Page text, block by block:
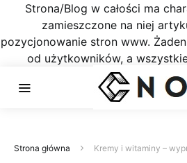
Strona/Blog w całości ma
zamieszczone na niej
pozycjonowanie stron www.
od użytkowników, a
Strona główna Kremy i witaminy –